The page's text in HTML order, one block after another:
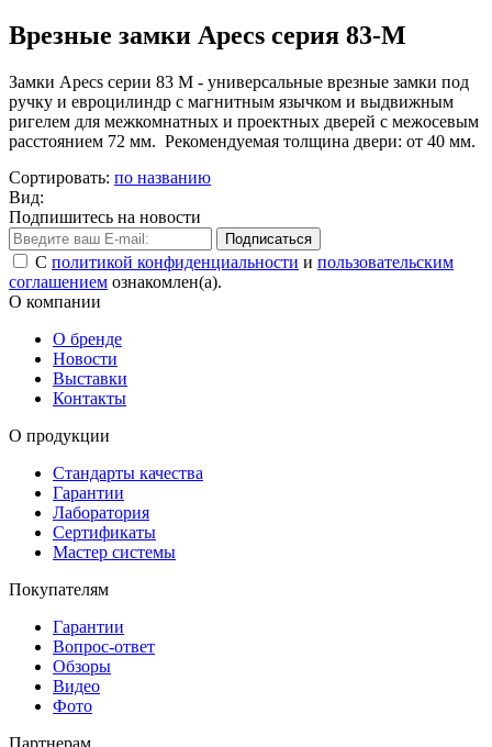
Врезные замки Apecs серия 83-M
Замки Apecs серии 83 M - универсальные врезные замки под
ручку и евроцилиндр с магнитным язычком и выдвижным
ригелем для межкомнатных и проектных дверей с межосевым
расстоянием 72 мм. Рекомендуемая толщина двери: от 40 мм.
Сортировать: по названию
Вид:
Подпишитесь на новости
Подписаться
С политикой конфиденциальности и пользовательским
соглашением ознакомлен(а).
О компании
О бренде
Новости
Выставки
Контакты
О продукции
Стандарты качества
Гарантии
Лаборатория
Сертификаты
Мастер системы
Покупателям
Гарантии
Вопрос-ответ
Обзоры
Видео
Фото